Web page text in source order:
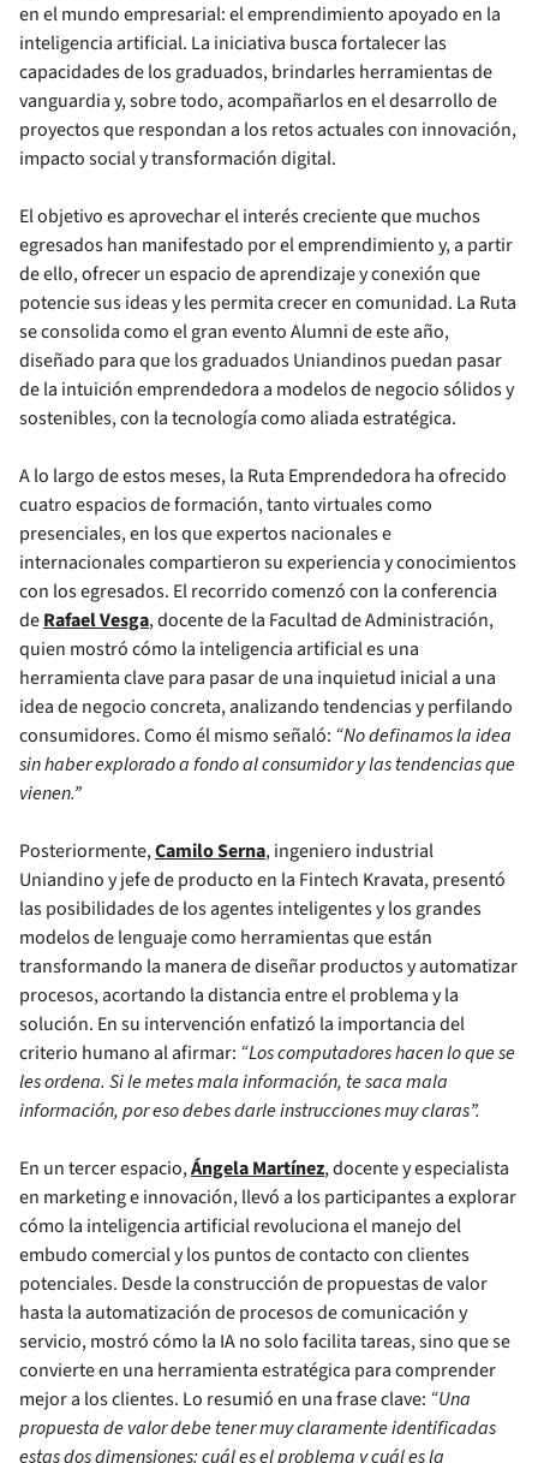
en el mundo empresarial: el emprendimiento apoyado en la
inteligencia artificial. La iniciativa busca fortalecer las
capacidades de los graduados, brindarles herramientas de
vanguardia y, sobre todo, acompañarlos en el desarrollo de
proyectos que respondan a los retos actuales con innovación,
impacto social y transformación digital.
El objetivo es aprovechar el interés creciente que muchos
egresados han manifestado por el emprendimiento y, a partir
de ello, ofrecer un espacio de aprendizaje y conexión que
potencie sus ideas y les permita crecer en comunidad. La Ruta
se consolida como el gran evento Alumni de este año,
diseñado para que los graduados Uniandinos puedan pasar
de la intuición emprendedora a modelos de negocio sólidos y
sostenibles, con la tecnología como aliada estratégica.
A lo largo de estos meses, la Ruta Emprendedora ha ofrecido
cuatro espacios de formación, tanto virtuales como
presenciales, en los que expertos nacionales e
internacionales compartieron su experiencia y conocimientos
con los egresados. El recorrido comenzó con la conferencia
deRafael Vesga, docente de la Facultad de Administración,
quien mostró cómo la inteligencia artificial es una
herramienta clave para pasar de una inquietud inicial a una
idea de negocio concreta, analizando tendencias y perfilando
consumidores. Como él mismo señaló: “No definamos la idea
sin haber explorado a fondo al consumidor y las tendencias que
vienen.”
Posteriormente,Camilo Serna, ingeniero industrial
Uniandino y jefe de producto en la Fintech Kravata, presentó
las posibilidades de los agentes inteligentes y los grandes
modelos de lenguaje como herramientas que están
transformando la manera de diseñar productos y automatizar
procesos, acortando la distancia entre el problema y la
solución. En su intervención enfatizó la importancia del
criterio humano al afirmar: “Los computadores hacen lo que se
les ordena. Si le metes mala información, te saca mala
información, por eso debes darle instrucciones muy claras”.
En un tercer espacio,Ángela Martínez, docente y especialista
en marketing e innovación, llevó a los participantes a explorar
cómo la inteligencia artificial revoluciona el manejo del
embudo comercial y los puntos de contacto con clientes
potenciales. Desde la construcción de propuestas de valor
hasta la automatización de procesos de comunicación y
servicio, mostró cómo la IA no solo facilita tareas, sino que se
convierte en una herramienta estratégica para comprender
mejor a los clientes. Lo resumió en una frase clave: “Una
propuesta de valor debe tener muy claramente identificadas
estas dos dimensiones: cuál es el problema y cuál es la